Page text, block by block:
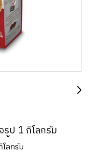
รูป 1 กิโลกรัม
ลกรัม